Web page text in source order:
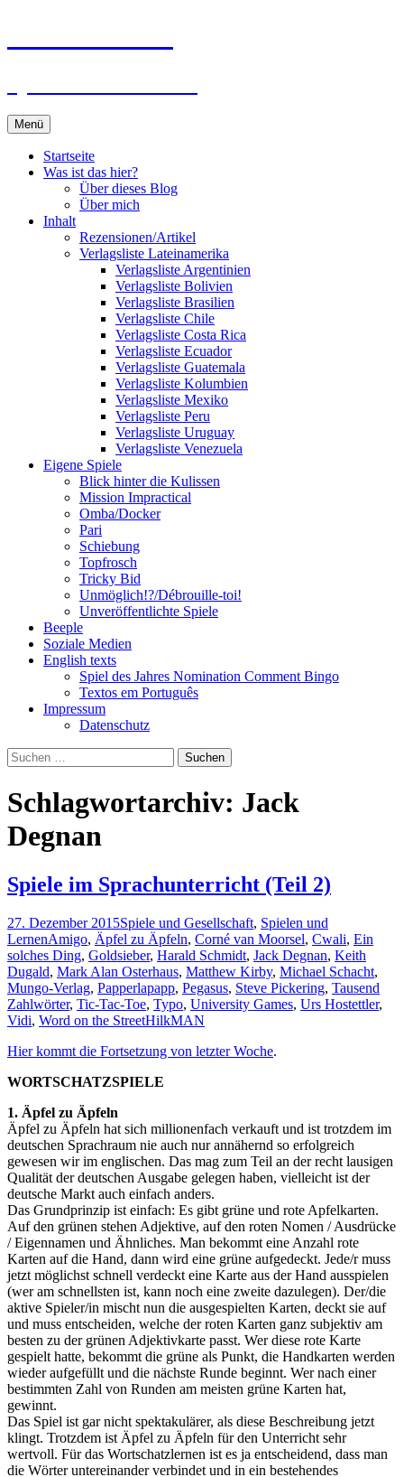
Menü
Startseite
Was ist das hier?
Über dieses Blog
Über mich
Inhalt
Rezensionen/Artikel
Verlagsliste Lateinamerika
Verlagsliste Argentinien
Verlagsliste Bolivien
Verlagsliste Brasilien
Verlagsliste Chile
Verlagsliste Costa Rica
Verlagsliste Ecuador
Verlagsliste Guatemala
Verlagsliste Kolumbien
Verlagsliste Mexiko
Verlagsliste Peru
Verlagsliste Uruguay
Verlagsliste Venezuela
Eigene Spiele
Blick hinter die Kulissen
Mission Impractical
Omba/Docker
Pari
Schiebung
Topfrosch
Tricky Bid
Unmöglich!?/Débrouille-toi!
Unveröffentlichte Spiele
Beeple
Soziale Medien
English texts
Spiel des Jahres Nomination Comment Bingo
Textos em Português
Impressum
Datenschutz
Suchen
nach:
Schlagwortarchiv: Jack
Degnan
Spiele im Sprachunterricht (Teil 2)
27. Dezember 2015Spiele und Gesellschaft, Spielen und
LernenAmigo, Äpfel zu Äpfeln, Corné van Moorsel, Cwali, Ein
solches Ding, Goldsieber, Harald Schmidt, Jack Degnan, Keith
Dugald, Mark Alan Osterhaus, Matthew Kirby, Michael Schacht,
Mungo-Verlag, Papperlapapp, Pegasus, Steve Pickering, Tausend
Zahlwörter, Tic-Tac-Toe, Typo, University Games, Urs Hostettler,
Vidi, Word on the StreetHilkMAN
Hier kommt die Fortsetzung von letzter Woche.
WORTSCHATZSPIELE
1. Äpfel zu Äpfeln
Äpfel zu Äpfeln hat sich millionenfach verkauft und ist trotzdem im
deutschen Sprachraum nie auch nur annähernd so erfolgreich
gewesen wir im englischen. Das mag zum Teil an der recht lausigen
Qualität der deutschen Ausgabe gelegen haben, vielleicht ist der
deutsche Markt auch einfach anders.
Das Grundprinzip ist einfach: Es gibt grüne und rote Apfelkarten.
Auf den grünen stehen Adjektive, auf den roten Nomen / Ausdrücke
/ Eigennamen und Ähnliches. Man bekommt eine Anzahl rote
Karten auf die Hand, dann wird eine grüne aufgedeckt. Jede/r muss
jetzt möglichst schnell verdeckt eine Karte aus der Hand ausspielen
(wer am schnellsten ist, kann noch eine zweite dazulegen). Der/die
aktive Spieler/in mischt nun die ausgespielten Karten, deckt sie auf
und muss entscheiden, welche der roten Karten ganz subjektiv am
besten zu der grünen Adjektivkarte passt. Wer diese rote Karte
gespielt hatte, bekommt die grüne als Punkt, die Handkarten werden
wieder aufgefüllt und die nächste Runde beginnt. Wer nach einer
bestimmten Zahl von Runden am meisten grüne Karten hat,
gewinnt.
Das Spiel ist gar nicht spektakulärer, als diese Beschreibung jetzt
klingt. Trotzdem ist Äpfel zu Äpfeln für den Unterricht sehr
wertvoll. Für das Wortschatzlernen ist es ja entscheidend, dass man
die Wörter untereinander verbindet und in ein bestehendes